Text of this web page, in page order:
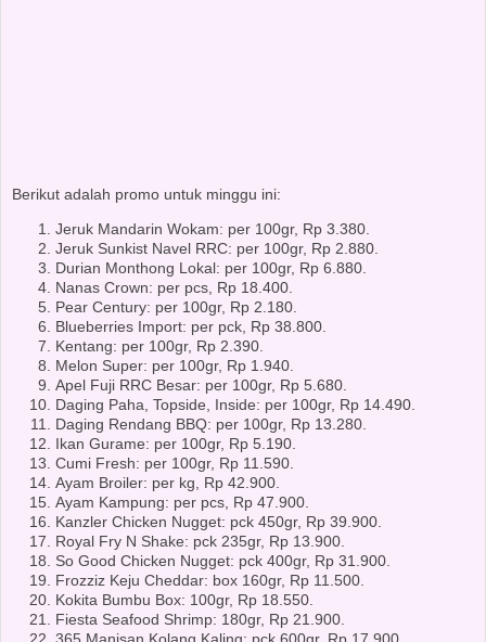
Berikut adalah promo untuk minggu ini:
Jeruk Mandarin Wokam: per 100gr, Rp 3.380.
Jeruk Sunkist Navel RRC: per 100gr, Rp 2.880.
Durian Monthong Lokal: per 100gr, Rp 6.880.
Nanas Crown: per pcs, Rp 18.400.
Pear Century: per 100gr, Rp 2.180.
Blueberries Import: per pck, Rp 38.800.
Kentang: per 100gr, Rp 2.390.
Melon Super: per 100gr, Rp 1.940.
Apel Fuji RRC Besar: per 100gr, Rp 5.680.
Daging Paha, Topside, Inside: per 100gr, Rp 14.490.
Daging Rendang BBQ: per 100gr, Rp 13.280.
Ikan Gurame: per 100gr, Rp 5.190.
Cumi Fresh: per 100gr, Rp 11.590.
Ayam Broiler: per kg, Rp 42.900.
Ayam Kampung: per pcs, Rp 47.900.
Kanzler Chicken Nugget: pck 450gr, Rp 39.900.
Royal Fry N Shake: pck 235gr, Rp 13.900.
So Good Chicken Nugget: pck 400gr, Rp 31.900.
Frozziz Keju Cheddar: box 160gr, Rp 11.500.
Kokita Bumbu Box: 100gr, Rp 18.550.
Fiesta Seafood Shrimp: 180gr, Rp 21.900.